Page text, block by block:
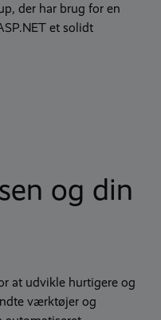
der har brug for en
et solidt
og din
at udvikle hurtigere og
værktøjer og